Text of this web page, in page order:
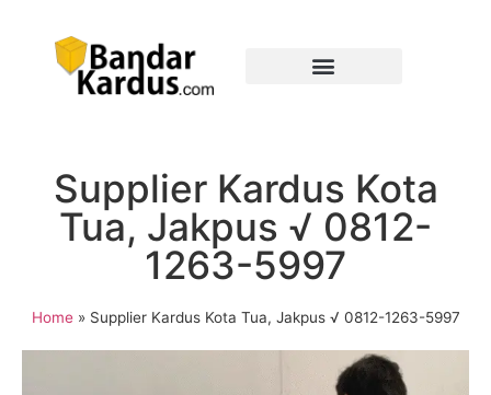
Supplier Kardus Kota
Tua, Jakpus √ 0812-
1263-5997
Home» Supplier Kardus Kota Tua, Jakpus √ 0812-1263-5997